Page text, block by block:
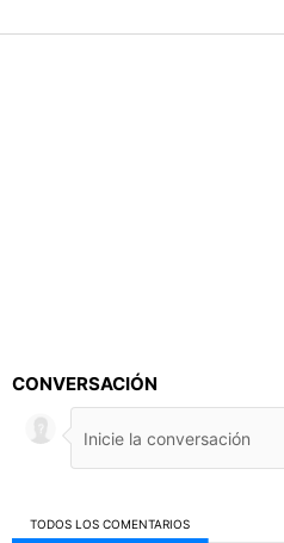
CONVERSACIÓN
TODOS LOS COMENTARIOS